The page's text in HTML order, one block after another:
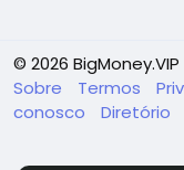
© 2026 BigMoney.VIP
Sobre
Termos
conosco
Diretório